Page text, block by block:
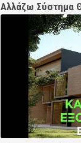
Αλλάζω Σύστημα